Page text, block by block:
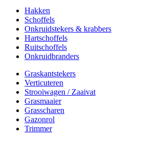
Hakken
Schoffels
Onkruidstekers & krabbers
Hartschoffels
Ruitschoffels
Onkruidbranders
Graskantstekers
Verticuteren
Strooiwagen / Zaaivat
Grasmaaier
Grasscharen
Gazonrol
Trimmer